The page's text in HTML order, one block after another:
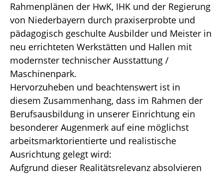
Rahmenplänen der HwK, IHK und der Regierung
von Niederbayern durch praxiserprobte und
pädagogisch geschulte Ausbilder und Meister in
neu errichteten Werkstätten und Hallen mit
modernster technischer Ausstattung /
Maschinenpark.
Hervorzuheben und beachtenswert ist in
diesem Zusammenhang, dass im Rahmen der
Berufsausbildung in unserer Einrichtung ein
besonderer Augenmerk auf eine möglichst
arbeitsmarktorientierte und realistische
Ausrichtung gelegt wird:
Aufgrund dieser Realitätsrelevanz absolvieren